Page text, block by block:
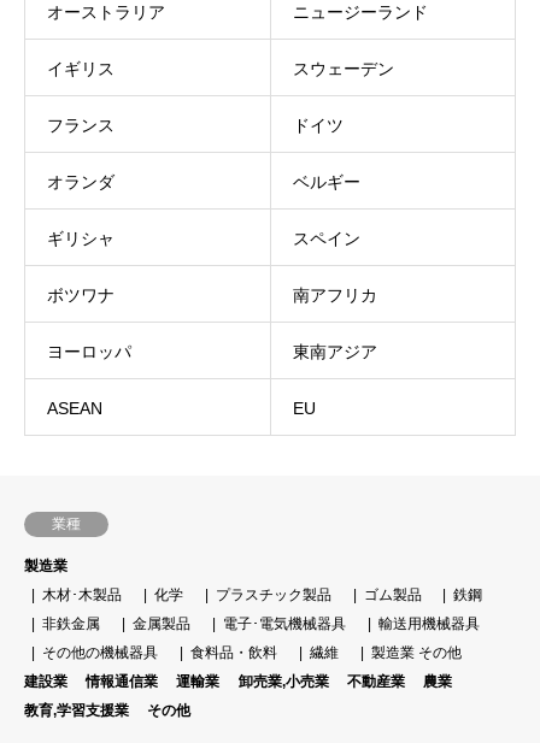
オーストラリア ニュージーランド
イギリス スウェーデン
フランス ドイツ
オランダ ベルギー
ギリシャ スペイン
ボツワナ 南アフリカ
ヨーロッパ 東南アジア
ASEAN EU
業種
製造業
木材･木製品
化学 プラスチック製品 ゴム製品
鉄鋼
非鉄金属
金属製品 電子･電気機械器具
輸送用機械器具
その他の機械器具
食料品・飲料 繊維
製造業 その他
建設業
情報通信業 運輸業 卸売業,小売業 不動産業
農業
教育,学習支援業
その他